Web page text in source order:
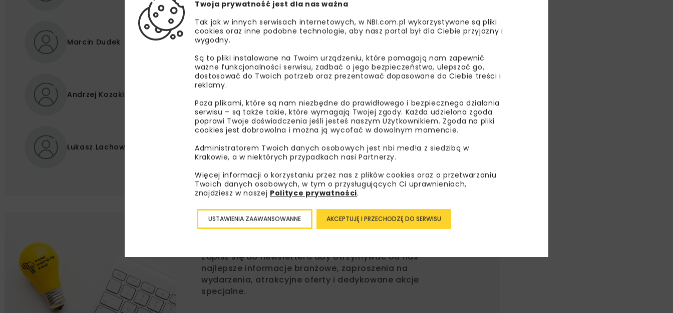
Marcin Dudek
Andrzej Kozakiewicz
Łukasz Lachowicz
PRACOWNIA MID PRACOWNIA PROJEKTOWA LENTAS
Lubisz wiedzieć więcej?
Zapisz się do newslettera aby otrzymywać od nas
najlepsze informacje branżowe, zaproszenia na
wydarzenia, atrakcyjne oferty i dedykowane akcje
specjalne.
Twoja prywatność jest dla nas ważna
Tak jak w innych serwisach internetowych, w NBI.com.pl wykorzystywane są pliki
cookies oraz inne podobne technologie, aby nasz portal był dla Ciebie przyjazny i
wygodny.
Są to pliki instalowane na Twoim urządzeniu, które pomagają nam zapewnić
ważne funkcjonalności serwisu, zadbać o jego bezpieczeństwo, ulepszać go,
dostosować do Twoich potrzeb oraz prezentować dopasowane do Ciebie treści i
reklamy.
Poza plikami, które są nam niezbędne do prawidłowego i bezpiecznego działania
serwisu – są także takie, które wymagają Twojej zgody. Każda udzielona zgoda
poprawi Twoje doświadczenia jeśli jesteś naszym Użytkownikiem. Zgoda na pliki
cookies jest dobrowolna i można ją wycofać w dowolnym momencie.
Administratorem Twoich danych osobowych jest nbi med!a z siedzibą w
Krakowie, a w niektórych przypadkach nasi Partnerzy.
Więcej informacji o korzystaniu przez nas z plików cookies oraz o przetwarzaniu
Twoich danych osobowych, w tym o przysługujących Ci uprawnieniach,
znajdziesz w naszej Polityce prywatności.
AKCEPTUJĘ I PRZECHODZĘ DO SERWISU
USTAWIENIA ZAAWANSOWANNE